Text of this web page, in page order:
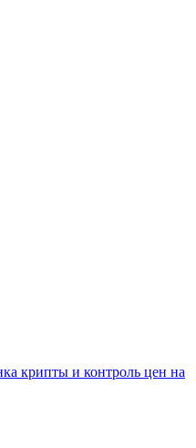
крипты и контроль цен на